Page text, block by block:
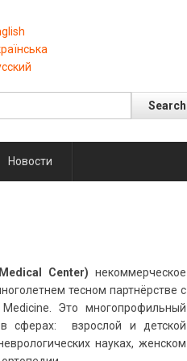
Новости
Center) некоммерческое
тесном партнёрстве с
Это многопрофильный
сферах: взрослой и детской
науках, женском